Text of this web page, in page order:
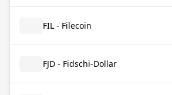
FIL - Filecoin
FJD - Fidschi-Dollar